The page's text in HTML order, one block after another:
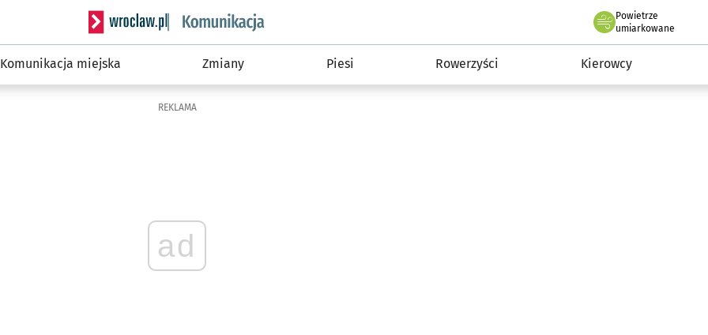
Serwis informacyjny wroclaw.pl podserwis: Komunikacja
Powietrze
we Wrocławiu
umiarkowane
Komunikacja miejska Zmiany Piesi Rowerzyści Kierowcy
REKLAMA
ad